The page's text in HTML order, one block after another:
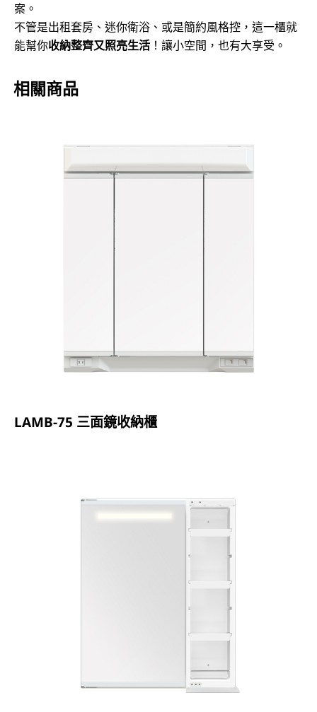
案。
不管是出租套房、迷你衛浴、或是簡約風格控，這一櫃就
能幫你收納整齊又照亮生活 ！讓小空間，也有大享受。
相關商品
LAMB-75 三面鏡收納櫃